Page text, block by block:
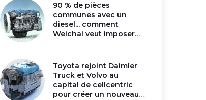
90 % de pièces
communes avec un
diesel... comment
Weichai veut imposer
Toyota rejoint Daimler
Truck et Volvo au
capital de cellcentric
pour créer un nouveau